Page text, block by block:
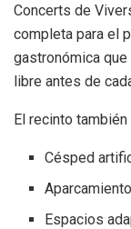
Concerts de
completa para el
gastronómica
libre antes de
El recinto
Césped
Espacios